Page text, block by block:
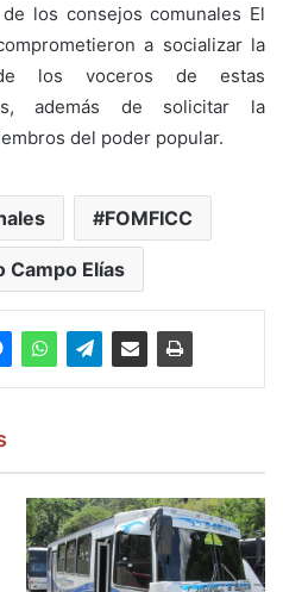
los consejos comunales El
a socializar la
los voceros de estas
además de solicitar la
del poder popular.
FOMFICC
Campo Elías